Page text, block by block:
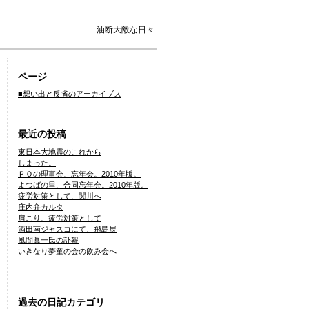
油断大敵な日々
ページ
■想い出と反省のアーカイブス
最近の投稿
東日本大地震のこれから
しまった。
ＰＯの理事会、忘年会。2010年版。
よつばの里、合同忘年会。2010年版。
疲労対策として、関川へ
庄内弁カルタ
肩こり、疲労対策として
酒田南ジャスコにて、飛島展
風間眞一氏の訃報
いきなり夢童の会の飲み会へ
過去の日記カテゴリ